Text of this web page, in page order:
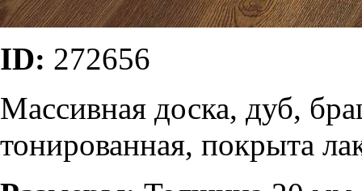
ID: 272656
Массивная доска, дуб,
тонированная, покрыта